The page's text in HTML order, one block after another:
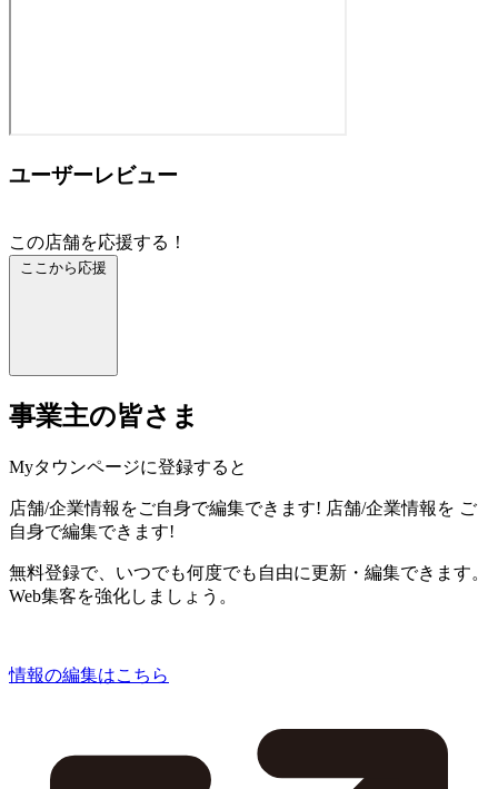
ユーザーレビュー
この店舗を応援する！
ここから応援
事業主の皆さま
Myタウンページに登録すると
店舗/企業情報をご自身で編集できます! 店舗/企業情報を ご
自身で編集できます!
無料登録で、いつでも何度でも自由に更新・編集できます。
Web集客を強化しましょう。
情報の編集はこちら